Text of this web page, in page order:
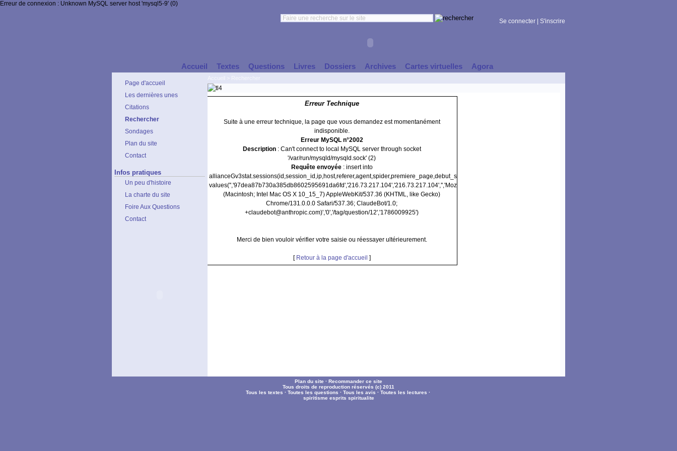
Erreur de connexion : Unknown MySQL server host 'mysql5-9' (0)
Se connecter S'inscrire
Accueil Textes Questions Livres Dossiers Archives Cartes virtuelles Agora
Page d'accueil
Les dernières unes
Citations
Rechercher
Sondages
Plan du site
Contact
Infos pratiques
Un peu d'histoire
La charte du site
Foire Aux Questions
Contact
Erreur Technique
Suite à une erreur technique, la page que vous demandez est momentanément
indisponible.
Erreur MySQL n°2002
Description: Can't connect to local MySQL server through socket
'/var/run/mysqld/mysqld.sock' (2)
Requête envoyée: insert into
allianceGv3stat.sessions(id,session_id,ip,host,referer,agent,spider,premiere_page,debut_session)
values('','97dea87b730a385db8602595691da6fd','216.73.217.104','216.73.217.104','','Mozilla/5.0
(Macintosh; Intel Mac OS X 10_15_7) AppleWebKit/537.36 (KHTML, like Gecko)
Chrome/131.0.0.0 Safari/537.36; ClaudeBot/1.0;
+claudebot@anthropic.com)','0','/tag/question/12','1786009925')
Merci de bien vouloir vérifier votre saisie ou réessayer ultérieurement.
[ Retour à la page d'accueil ]
Plan du site · Recommander ce site
Tous droits de reproduction réservés (c) 2011
Tous les textes · Toutes les questions · Tous les avis · Toutes les lectures ·
spiritisme esprits spiritualite